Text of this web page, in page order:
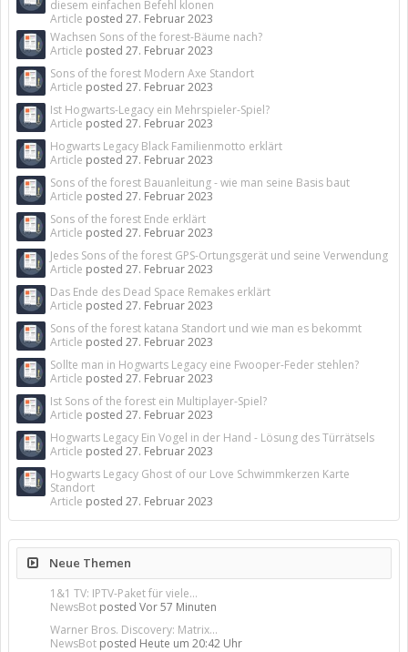
diesem einfachen Befehl klonen
Article posted 27. Februar 2023
Wachsen Sons of the forest-Bäume nach?
Article posted 27. Februar 2023
Sons of the forest Modern Axe Standort
Article posted 27. Februar 2023
Ist Hogwarts-Legacy ein Mehrspieler-Spiel?
Article posted 27. Februar 2023
Hogwarts Legacy Black Familienmotto erklärt
Article posted 27. Februar 2023
Sons of the forest Bauanleitung - wie man seine Basis baut
Article posted 27. Februar 2023
Sons of the forest Ende erklärt
Article posted 27. Februar 2023
Jedes Sons of the forest GPS-Ortungsgerät und seine Verwendung
Article posted 27. Februar 2023
Das Ende des Dead Space Remakes erklärt
Article posted 27. Februar 2023
Sons of the forest katana Standort und wie man es bekommt
Article posted 27. Februar 2023
Sollte man in Hogwarts Legacy eine Fwooper-Feder stehlen?
Article posted 27. Februar 2023
Ist Sons of the forest ein Multiplayer-Spiel?
Article posted 27. Februar 2023
Hogwarts Legacy Ein Vogel in der Hand - Lösung des Türrätsels
Article posted 27. Februar 2023
Hogwarts Legacy Ghost of our Love Schwimmkerzen Karte
Standort
Article posted 27. Februar 2023
Neue Themen
1&1 TV: IPTV-Paket für viele...
NewsBot posted Vor 57 Minuten
Warner Bros. Discovery: Matrix...
NewsBot posted Heute um 20:42 Uhr